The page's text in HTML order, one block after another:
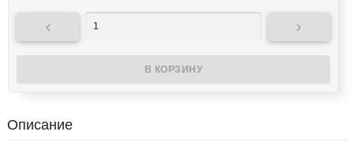
 
Описание